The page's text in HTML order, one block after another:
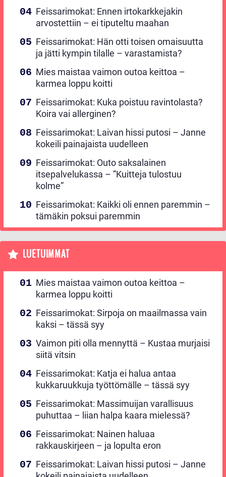
Feissarimokat: Ennen irtokarkkejakin
arvostettiin – ei tiputeltu maahan
Feissarimokat: Hän otti toisen omaisuutta
ja jätti kympin tilalle – varastamista?
Mies maistaa vaimon outoa keittoa –
karmea loppu koitti
Feissarimokat: Kuka poistuu ravintolasta?
Koira vai allerginen?
Feissarimokat: Laivan hissi putosi – Janne
kokeili painajaista uudelleen
Feissarimokat: Outo saksalainen
itsepalvelukassa – ”Kuitteja tulostuu
kolme”
Feissarimokat: Kaikki oli ennen paremmin –
tämäkin poksui paremmin
LUETUIMMAT
Mies maistaa vaimon outoa keittoa –
karmea loppu koitti
Feissarimokat: Sirpoja on maailmassa vain
kaksi – tässä syy
Vaimon piti olla mennyttä – Kustaa murjaisi
siitä vitsin
Feissarimokat: Katja ei halua antaa
kukkaruukkuja työttömälle – tässä syy
Feissarimokat: Massimuijan varallisuus
puhuttaa – liian halpa kaara mielessä?
Feissarimokat: Nainen haluaa
rakkauskirjeen – ja lopulta eron
Feissarimokat: Laivan hissi putosi – Janne